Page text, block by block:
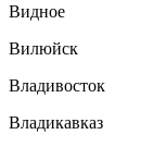
Видное
Вилюйск
Владивосток
Владикавказ